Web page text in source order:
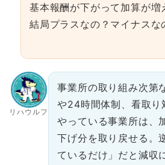
基本報酬が下がって加算が増
結局プラスなの？マイナスな
リハウルフ
事業所の取り組み次第
や24時間体制、看取り
やっている事業所は、
下げ分を取り戻せる。
ているだけ」だと減収